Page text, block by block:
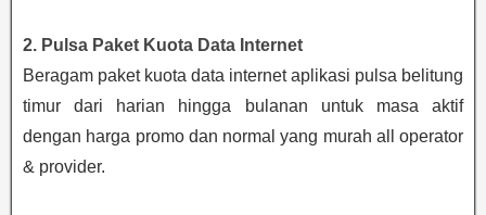
2. Pulsa Paket Kuota Data Internet
Beragam paket kuota data internet aplikasi pulsa belitung
timur dari harian hingga bulanan untuk masa aktif
dengan harga promo dan normal yang murah all operator
& provider.